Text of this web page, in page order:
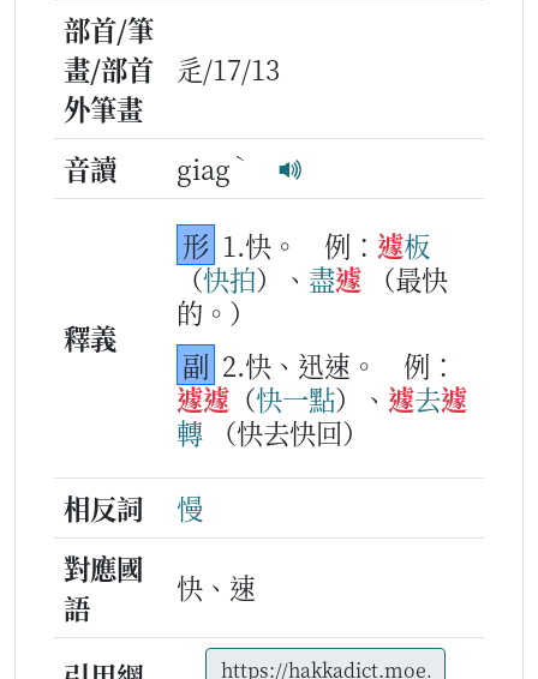
部首/筆
畫/部首
外筆畫
辵/17/13
音讀 giag ˋ
釋義
形 1.快。 例： 遽板
（快拍）、 盡遽
（最快
的。）
副 2.快、迅速。
例：
遽遽 （快一點）、 遽去遽
轉
（快去快回）
相反詞
慢
對應國
語
快、速